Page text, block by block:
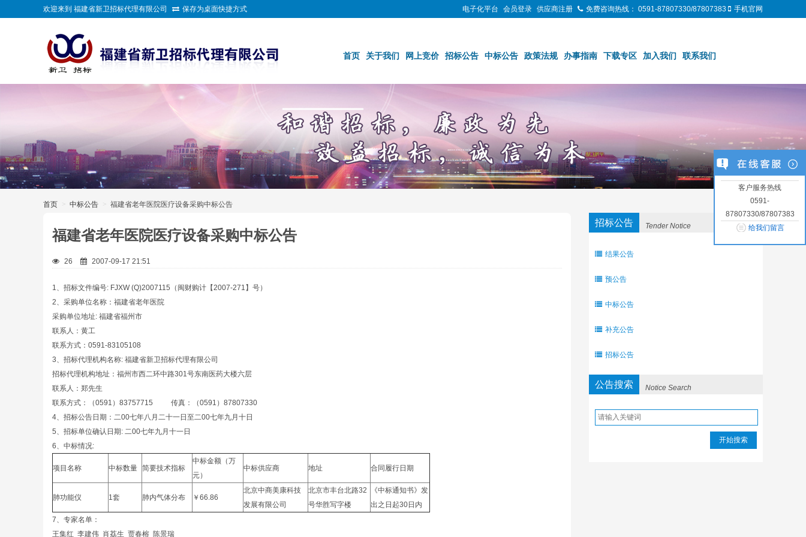
电子化平台 会员登录 供应商注册 免费咨询热线： 0591-87807330/87807383 手机官网
欢迎来到 福建省新卫招标代理有限公司 保存为桌面快捷方式
首页 关于我们 网上竞价 招标公告 中标公告 政策法规 办事指南 下载专区 加入我们 联系我们
首页 > 中标公告 > 福建省老年医院医疗设备采购中标公告
福建省老年医院医疗设备采购中标公告
26 2007-09-17 21:51
1、招标文件编号: FJXW (Q)2007115（闽财购计【2007-271】号）
2、采购单位名称：福建省老年医院
采购单位地址: 福建省福州市
联系人：黄工
联系方式：0591-83105108
3、招标代理机构名称: 福建省新卫招标代理有限公司
招标代理机构地址：福州市西二环中路301号东南医药大楼六层
联系人：郑先生
联系方式：（0591）83757715 传真：（0591）87807330
4、招标公告日期：二00七年八月二十一日至二00七年九月十日
5、招标单位确认日期: 二00七年九月十一日
6、中标情况:
项目名称 中标数量 简要技术指标
中标金额（万
元）
中标供应商 地址 合同履行日期
肺功能仪 1套 肺内气体分布 ￥66.86
北京中商美康科技
发展有限公司
北京市丰台北路32
号华胜写字楼
《中标通知书》发
出之日起30日内
7、专家名单：
王集红 李建伟 肖荔生 贾春榕 陈景瑞
招标公告 Tender Notice
结果公告
预公告
中标公告
补充公告
招标公告
公告搜索 Notice Search
开始搜索
客户服务热线
0591-
87807330/87807383
给我们留言